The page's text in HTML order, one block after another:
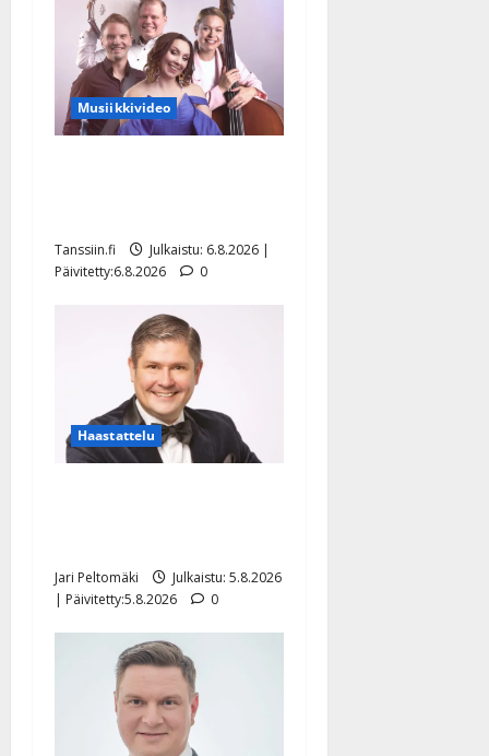
Musiikkivideo
Tanssiin.fi
Julkaistu: 6.8.2026 |
Päivitetty:6.8.2026
0
Haastattelu
Jari Peltomäki
Julkaistu: 5.8.2026
| Päivitetty:5.8.2026
0